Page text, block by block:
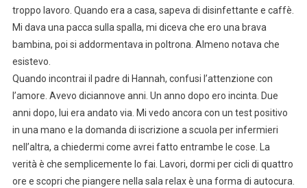
troppo lavoro. Quando era a casa, sapeva di disinfettante e caffè.
Mi dava una pacca sulla spalla, mi diceva che ero una brava
bambina, poi si addormentava in poltrona. Almeno notava che
esistevo.
Quando incontrai il padre di Hannah, confusi l’attenzione con
l’amore. Avevo diciannove anni. Un anno dopo ero incinta. Due
anni dopo, lui era andato via. Mi vedo ancora con un test positivo
in una mano e la domanda di iscrizione a scuola per infermieri
nell’altra, a chiedermi come avrei fatto entrambe le cose. La
verità è che semplicemente lo fai. Lavori, dormi per cicli di quattro
ore e scopri che piangere nella sala relax è una forma di autocura.